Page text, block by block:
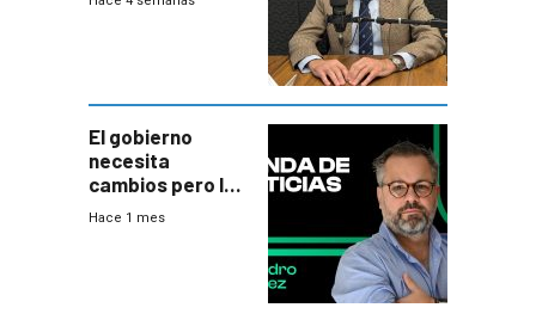
El gobierno
necesita
cambios pero los
ministros tienen
Hace 1 mes